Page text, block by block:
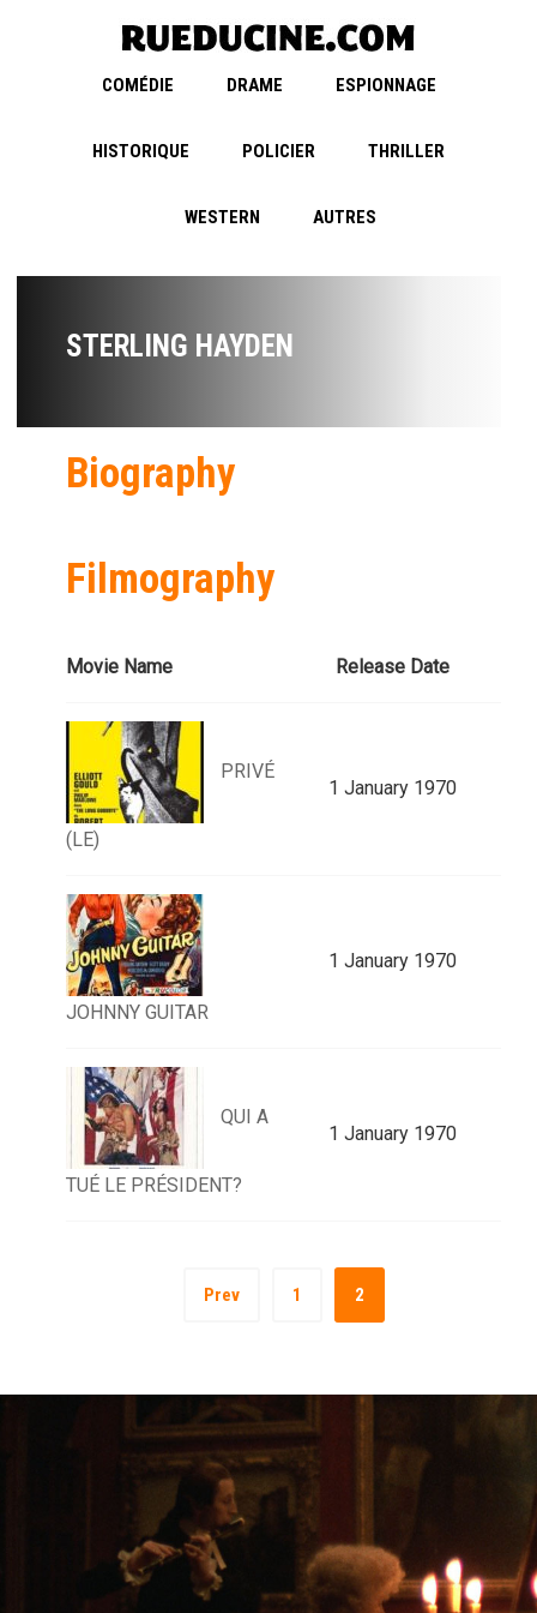
COMÉDIE DRAME ESPIONNAGE
HISTORIQUE POLICIER THRILLER
WESTERN AUTRES
STERLING HAYDEN
Biography
Filmography
Movie Name Release Date
PRIVÉ
(LE)
1 January 1970
JOHNNY GUITAR
1 January 1970
QUI A
TUÉ LE PRÉSIDENT?
1 January 1970
Prev 1 2